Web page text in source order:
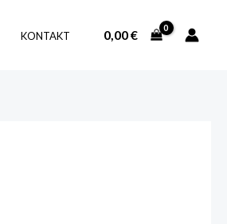
KONTAKT 0,00€